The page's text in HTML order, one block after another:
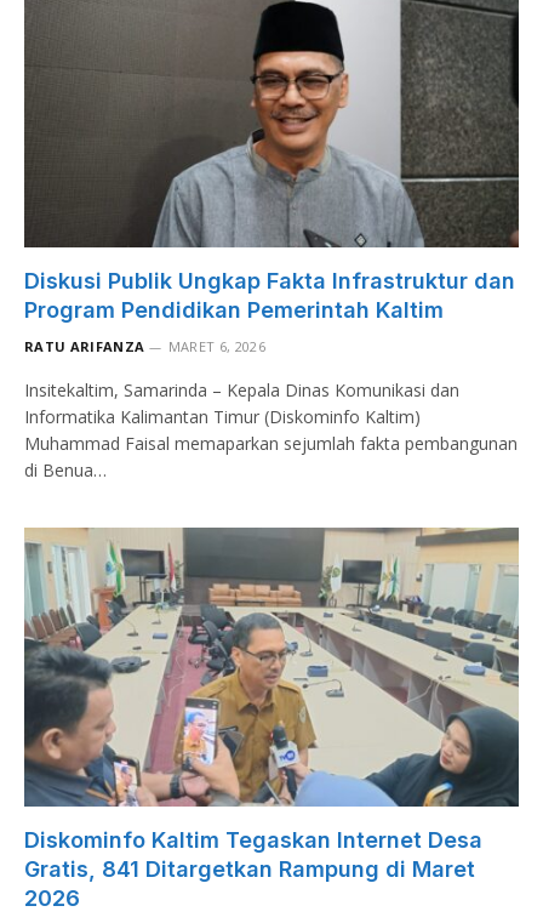
Diskusi Publik Ungkap Fakta Infrastruktur dan
Program Pendidikan Pemerintah Kaltim
RATU ARIFANZA MARET 6, 2026
Insitekaltim, Samarinda – Kepala Dinas Komunikasi dan
Informatika Kalimantan Timur (Diskominfo Kaltim)
Muhammad Faisal memaparkan sejumlah fakta pembangunan
di Benua…
Diskominfo Kaltim Tegaskan Internet Desa
Gratis, 841 Ditargetkan Rampung di Maret
2026